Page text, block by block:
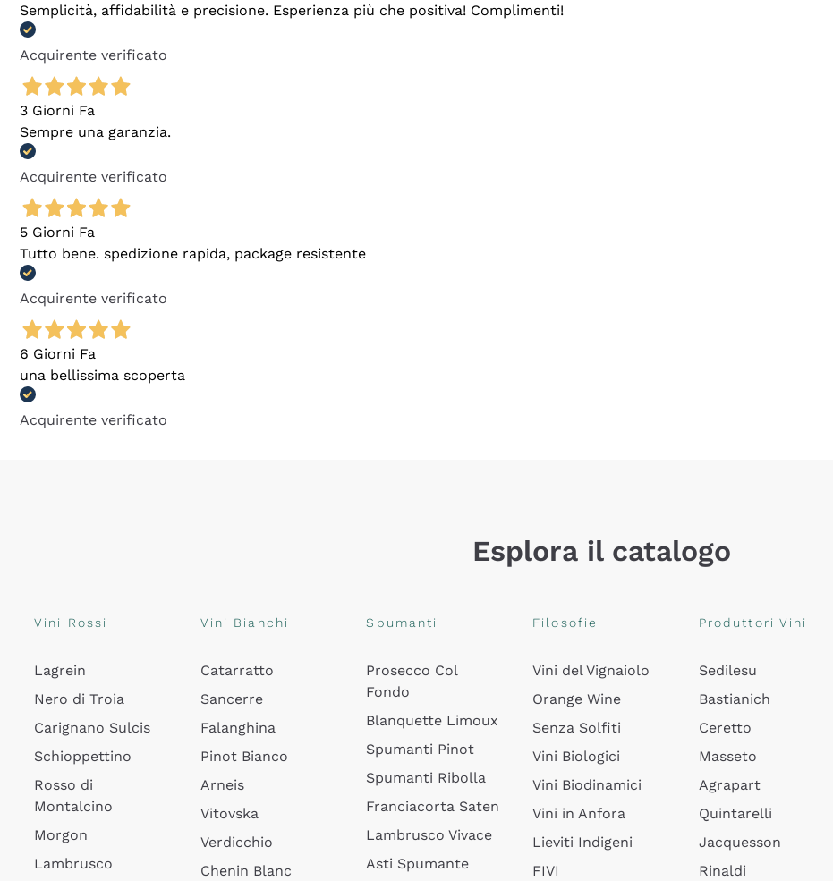
Semplicità, affidabilità e precisione. Esperienza più che positiva! Complimenti!
Acquirente verificato
3 Giorni Fa
Sempre una garanzia.
Acquirente verificato
5 Giorni Fa
Tutto bene. spedizione rapida, package resistente
Acquirente verificato
6 Giorni Fa
una bellissima scoperta
Acquirente verificato
Esplora il catalogo
Vini Rossi
Lagrein
Nero di Troia
Carignano Sulcis
Schioppettino
Rosso di
Montalcino
Morgon
Lambrusco
Vini Bianchi
Catarratto
Sancerre
Falanghina
Pinot Bianco
Arneis
Vitovska
Verdicchio
Chenin Blanc
Spumanti
Prosecco Col
Fondo
Blanquette Limoux
Spumanti Pinot
Spumanti Ribolla
Franciacorta Saten
Lambrusco Vivace
Asti Spumante
Filosofie
Vini del Vignaiolo
Orange Wine
Senza Solfiti
Vini Biologici
Vini Biodinamici
Vini in Anfora
Lieviti Indigeni
FIVI
Produttori Vini
Sedilesu
Bastianich
Ceretto
Masseto
Agrapart
Quintarelli
Jacquesson
Rinaldi